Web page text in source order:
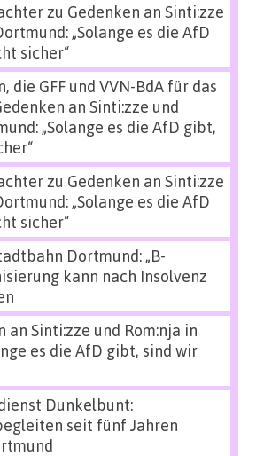
zu Gedenken an Sinti:zze
„Solange es die AfD
sicher“
die GFF und VVN-BdA für das
an Sinti:zze und
„Solange es die AfD gibt,
zu Gedenken an Sinti:zze
„Solange es die AfD
sicher“
Dortmund: „B-
kann nach Insolvenz
an Sinti:zze und Rom:nja in
es die AfD gibt, sind wir
Dunkelbunt:
seit fünf Jahren